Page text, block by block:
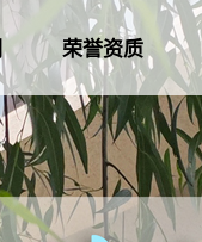
荣誉资质